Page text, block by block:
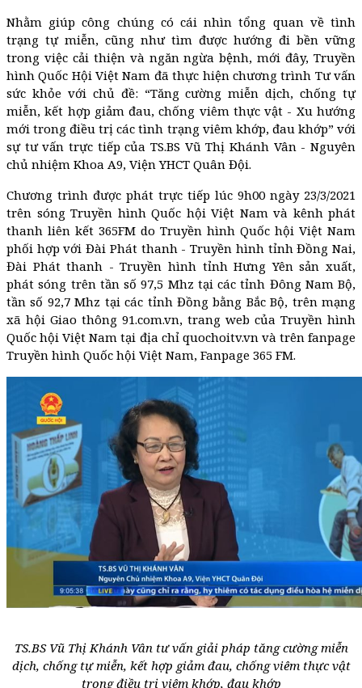
Nhằm giúp công chúng có cái nhìn tổng quan về tình
trạng tự miễn, cũng như tìm được hướng đi bền vững
trong việc cải thiện và ngăn ngừa bệnh, mới đây, Truyền
hình Quốc Hội Việt Nam đã thực hiện chương trình Tư vấn
sức khỏe với chủ đề: “Tăng cường miễn dịch, chống tự
miễn, kết hợp giảm đau, chống viêm thực vật - Xu hướng
mới trong điều trị các tình trạng viêm khớp, đau khớp” với
sự tư vấn trực tiếp của TS.BS Vũ Thị Khánh Vân - Nguyên
chủ nhiệm Khoa A9, Viện YHCT Quân Đội.
Chương trình được phát trực tiếp lúc 9h00 ngày 23/3/2021
trên sóng Truyền hình Quốc hội Việt Nam và kênh phát
thanh liên kết 365FM do Truyền hình Quốc hội Việt Nam
phối hợp với Đài Phát thanh - Truyền hình tỉnh Đồng Nai,
Đài Phát thanh - Truyền hình tỉnh Hưng Yên sản xuất,
phát sóng trên tần số 97,5 Mhz tại các tỉnh Đông Nam Bộ,
tần số 92,7 Mhz tại các tỉnh Đồng bằng Bắc Bộ, trên mạng
xã hội Giao thông 91.com.vn, trang web của Truyền hình
Quốc hội Việt Nam tại địa chỉ quochoitv.vn và trên fanpage
Truyền hình Quốc hội Việt Nam, Fanpage 365 FM.
TS.BS Vũ Thị Khánh Vân tư vấn giải pháp tăng cường miễn
dịch, chống tự miễn, kết hợp giảm đau, chống viêm thực vật
trong điều trị viêm khớp, đau khớp